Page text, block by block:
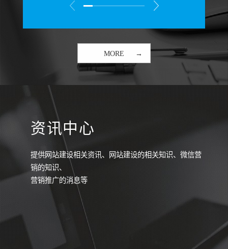
MORE
资讯中心
提供网站建设相关资讯、网站建设的相关知识、微信营
销的知识、
营销推广的消息等